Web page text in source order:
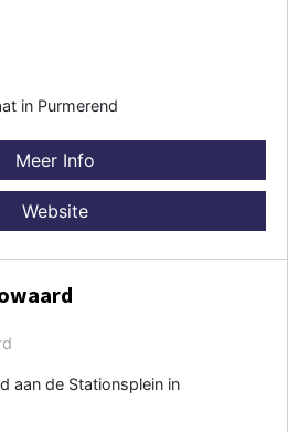
in Purmerend
Meer Info
Website
aan de Stationsplein in